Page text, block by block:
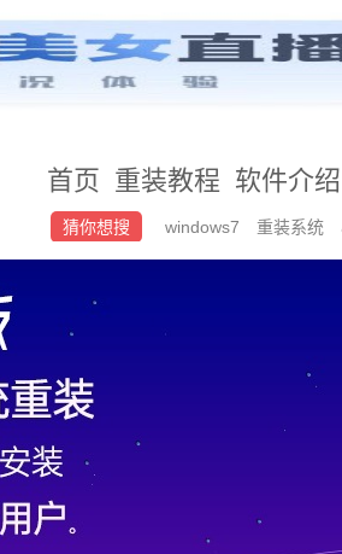
首页 重装教程 软件介绍
猜你想搜 windows7 重装系统